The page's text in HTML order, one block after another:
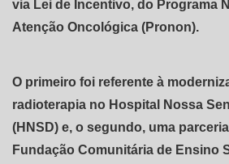
via Lei de Incentivo, do Programa
Atenção Oncológica (Pronon).
O primeiro foi referente à
radioterapia no Hospital Nossa
(HNSD) e, o segundo, uma
Fundação Comunitária de Ensino